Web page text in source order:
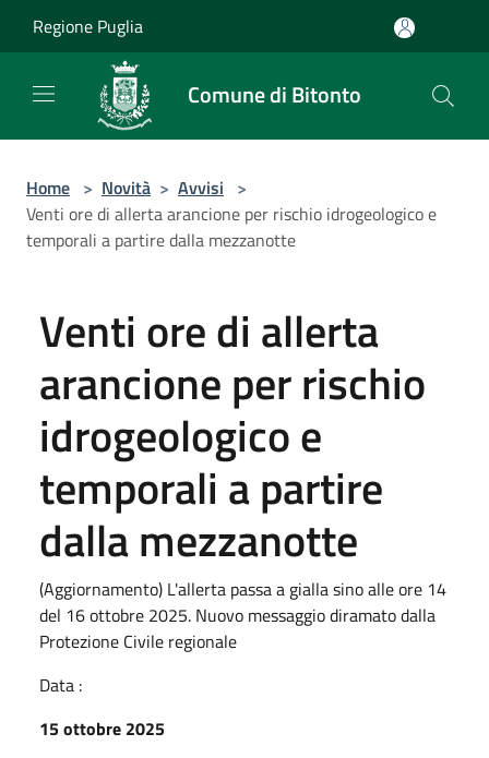
Regione Puglia
Comune di Bitonto
Home > Novità > Avvisi >
Venti ore di allerta arancione per rischio idrogeologico e
temporali a partire dalla mezzanotte
Venti ore di allerta
arancione per rischio
idrogeologico e
temporali a partire
dalla mezzanotte
(Aggiornamento) L'allerta passa a gialla sino alle ore 14
del 16 ottobre 2025. Nuovo messaggio diramato dalla
Protezione Civile regionale
Data :
15 ottobre 2025